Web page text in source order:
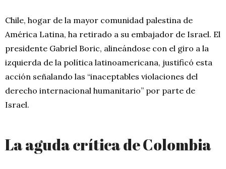
Chile, hogar de la mayor comunidad palestina de
América Latina, ha retirado a su embajador de Israel. El
presidente Gabriel Boric, alineándose con el giro a la
izquierda de la política latinoamericana, justificó esta
acción señalando las “inaceptables violaciones del
derecho internacional humanitario” por parte de
Israel.
La aguda crítica de Colombia